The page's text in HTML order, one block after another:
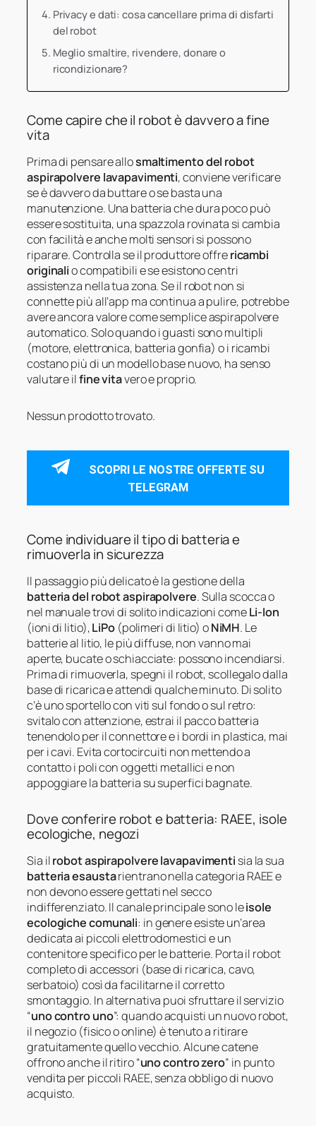
Privacy e dati: cosa cancellare prima di disfarti
del robot
Meglio smaltire, rivendere, donare o
ricondizionare?
Come capire che il robot è davvero a fine
vita
Prima di pensare allosmaltimento del robot
aspirapolvere lavapavimenti, conviene verificare
se è davvero da buttare o se basta una
manutenzione. Una batteria che dura poco può
essere sostituita, una spazzola rovinata si cambia
con facilità e anche molti sensori si possono
riparare. Controlla se il produttore offrericambi
originalio compatibili e se esistono centri
assistenza nella tua zona. Se il robot non si
connette più all’app ma continua a pulire, potrebbe
avere ancora valore come semplice aspirapolvere
automatico. Solo quando i guasti sono multipli
(motore, elettronica, batteria gonfia) o i ricambi
costano più di un modello base nuovo, ha senso
valutare ilfine vitavero e proprio.
Nessun prodotto trovato.
SCOPRI LE NOSTRE OFFERTE SU
TELEGRAM
Come individuare il tipo di batteria e
rimuoverla in sicurezza
Il passaggio più delicato è la gestione della
batteria del robot aspirapolvere. Sulla scocca o
nel manuale trovi di solito indicazioni comeLi-Ion
(ioni di litio),LiPo(polimeri di litio) oNiMH. Le
batterie al litio, le più diffuse, non vanno mai
aperte, bucate o schiacciate: possono incendiarsi.
Prima di rimuoverla, spegni il robot, scollegalo dalla
base di ricarica e attendi qualche minuto. Di solito
c’è uno sportello con viti sul fondo o sul retro:
svitalo con attenzione, estrai il pacco batteria
tenendolo per il connettore e i bordi in plastica, mai
per i cavi. Evita cortocircuiti non mettendo a
contatto i poli con oggetti metallici e non
appoggiare la batteria su superfici bagnate.
Dove conferire robot e batteria: RAEE, isole
ecologiche, negozi
Sia ilrobot aspirapolvere lavapavimenti sia la sua
batteria esaustarientrano nella categoria RAEE e
non devono essere gettati nel secco
indifferenziato. Il canale principale sono leisole
ecologiche comunali: in genere esiste un’area
dedicata ai piccoli elettrodomestici e un
contenitore specifico per le batterie. Porta il robot
completo di accessori (base di ricarica, cavo,
serbatoio) così da facilitarne il corretto
smontaggio. In alternativa puoi sfruttare il servizio
“uno contro uno”: quando acquisti un nuovo robot,
il negozio (fisico o online) è tenuto a ritirare
gratuitamente quello vecchio. Alcune catene
offrono anche il ritiro “uno contro zero” in punto
vendita per piccoli RAEE, senza obbligo di nuovo
acquisto.